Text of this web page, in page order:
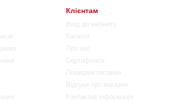
Клієнтам
Вхід до кабінету
Каталог
Про нас
Сертифікати
Поширені питання
Відгуки про магазин
Контактна інформація